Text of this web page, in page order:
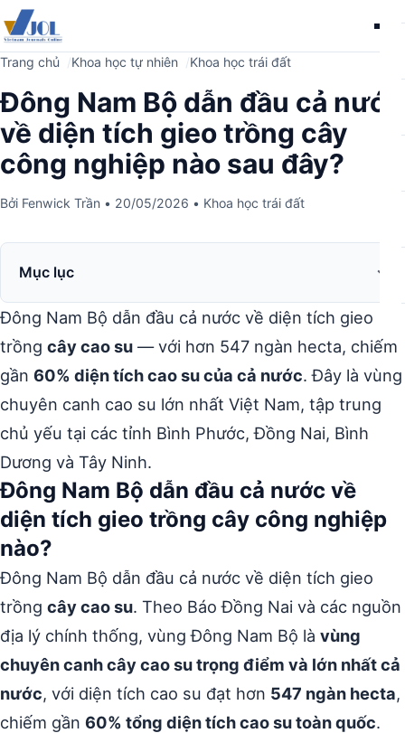
Trang chủ Khoa học tự nhiên Khoa học trái đất
Đông Nam Bộ dẫn đầu cả nước
về diện tích gieo trồng cây
công nghiệp nào sau đây?
Bởi Fenwick Trần • 20/05/2026 • Khoa học trái đất
Mục lục
Đông Nam Bộ dẫn đầu cả nước về diện tích gieo
trồng cây cao su — với hơn 547 ngàn hecta, chiếm
gần 60% diện tích cao su của cả nước. Đây là vùng
chuyên canh cao su lớn nhất Việt Nam, tập trung
chủ yếu tại các tỉnh Bình Phước, Đồng Nai, Bình
Dương và Tây Ninh.
Đông Nam Bộ dẫn đầu cả nước về
diện tích gieo trồng cây công nghiệp
nào?
Đông Nam Bộ dẫn đầu cả nước về diện tích gieo
trồng cây cao su. Theo Báo Đồng Nai và các nguồn
địa lý chính thống, vùng Đông Nam Bộ là vùng
chuyên canh cây cao su trọng điểm và lớn nhất cả
nước, với diện tích cao su đạt hơn 547 ngàn hecta,
chiếm gần 60% tổng diện tích cao su toàn quốc.